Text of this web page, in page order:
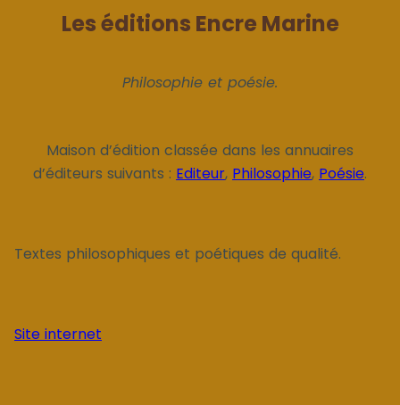
Les éditions Encre Marine
Philosophie et poésie.
Maison d’édition classée dans les annuaires
d’éditeurs suivants : Editeur, Philosophie, Poésie.
Textes philosophiques et poétiques de qualité.
Site internet